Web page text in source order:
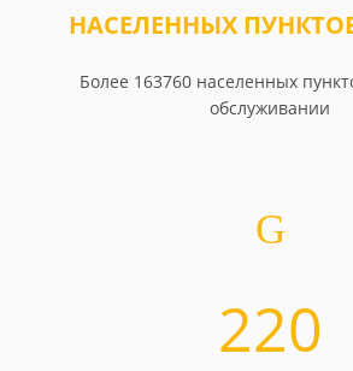
НАСЕЛЕННЫХ
Более 163760 населенных
обслуживании
220